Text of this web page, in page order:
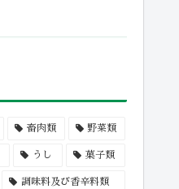
畜肉類 野菜類
うし 菓子類
調味料及び香辛料類